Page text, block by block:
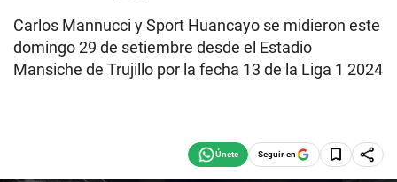
Carlos Mannucci y Sport Huancayo se midieron este
domingo 29 de setiembre desde el Estadio
Mansiche de Trujillo por la fecha 13 de la Liga 1 2024
Seguir en